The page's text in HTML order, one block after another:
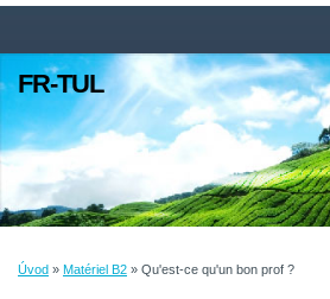
FR-TUL
Úvod » Matériel B2 » Qu'est-ce qu'un bon prof ?